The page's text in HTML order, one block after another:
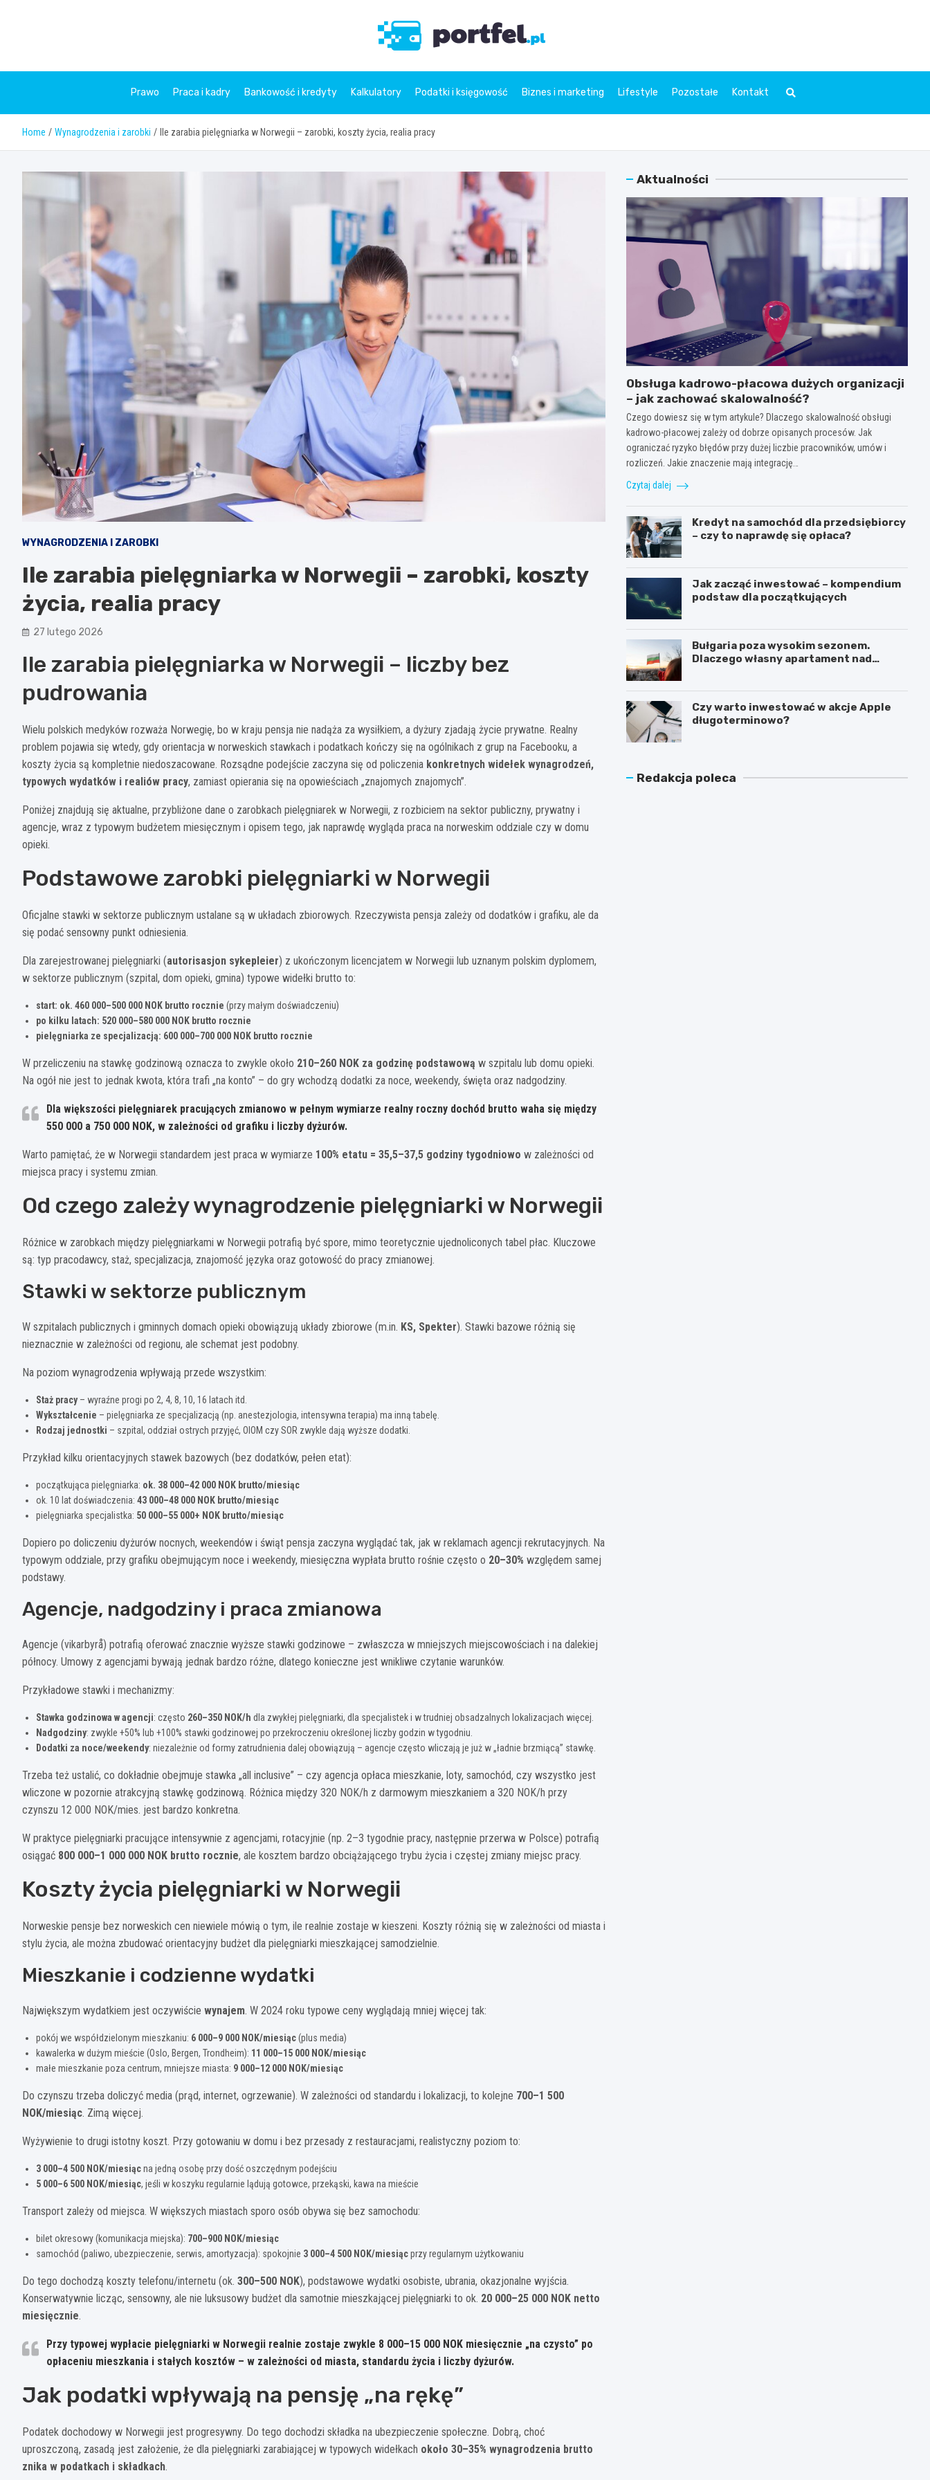
Prawo Praca i kadry Bankowość i kredyty Kalkulatory Podatki i księgowość Biznes i marketing Lifestyle Pozostałe Kontakt
Home Wynagrodzenia i zarobki Ile zarabia pielęgniarka w Norwegii – zarobki, koszty życia, realia pracy
WYNAGRODZENIA I ZAROBKI
Ile zarabia pielęgniarka w Norwegii – zarobki, koszty
życia, realia pracy
27 lutego 2026
Ile zarabia pielęgniarka w Norwegii – liczby bez
pudrowania
Wielu polskich medyków rozważa Norwegię, bo w kraju pensja nie nadąża za wysiłkiem, a dyżury zjadają życie prywatne. Realny
problem pojawia się wtedy, gdy orientacja w norweskich stawkach i podatkach kończy się na ogólnikach z grup na Facebooku, a
koszty życia są kompletnie niedoszacowane. Rozsądne podejście zaczyna się od policzenia konkretnych widełek wynagrodzeń,
typowych wydatków i realiów pracy, zamiast opierania się na opowieściach „znajomych znajomych”.
Poniżej znajdują się aktualne, przybliżone dane o zarobkach pielęgniarek w Norwegii, z rozbiciem na sektor publiczny, prywatny i
agencje, wraz z typowym budżetem miesięcznym i opisem tego, jak naprawdę wygląda praca na norweskim oddziale czy w domu
opieki.
Podstawowe zarobki pielęgniarki w Norwegii
Oficjalne stawki w sektorze publicznym ustalane są w układach zbiorowych. Rzeczywista pensja zależy od dodatków i grafiku, ale da
się podać sensowny punkt odniesienia.
Dla zarejestrowanej pielęgniarki (autorisasjon sykepleier) z ukończonym licencjatem w Norwegii lub uznanym polskim dyplomem,
w sektorze publicznym (szpital, dom opieki, gmina) typowe widełki brutto to:
start: ok. 460 000–500 000 NOK brutto rocznie (przy małym doświadczeniu)
po kilku latach: 520 000–580 000 NOK brutto rocznie
pielęgniarka ze specjalizacją: 600 000–700 000 NOK brutto rocznie
W przeliczeniu na stawkę godzinową oznacza to zwykle około 210–260 NOK za godzinę podstawową w szpitalu lub domu opieki.
Na ogół nie jest to jednak kwota, która trafi „na konto” – do gry wchodzą dodatki za noce, weekendy, święta oraz nadgodziny.
Dla większości pielęgniarek pracujących zmianowo w pełnym wymiarze realny roczny dochód brutto waha się między
550 000 a 750 000 NOK, w zależności od grafiku i liczby dyżurów.
Warto pamiętać, że w Norwegii standardem jest praca w wymiarze 100% etatu = 35,5–37,5 godziny tygodniowo w zależności od
miejsca pracy i systemu zmian.
Od czego zależy wynagrodzenie pielęgniarki w Norwegii
Różnice w zarobkach między pielęgniarkami w Norwegii potrafią być spore, mimo teoretycznie ujednoliconych tabel płac. Kluczowe
są: typ pracodawcy, staż, specjalizacja, znajomość języka oraz gotowość do pracy zmianowej.
Stawki w sektorze publicznym
W szpitalach publicznych i gminnych domach opieki obowiązują układy zbiorowe (m.in. KS, Spekter). Stawki bazowe różnią się
nieznacznie w zależności od regionu, ale schemat jest podobny.
Na poziom wynagrodzenia wpływają przede wszystkim:
Staż pracy– wyraźne progi po 2, 4, 8, 10, 16 latach itd.
Wykształcenie – pielęgniarka ze specjalizacją (np. anestezjologia, intensywna terapia) ma inną tabelę.
Rodzaj jednostki – szpital, oddział ostrych przyjęć, OIOM czy SOR zwykle dają wyższe dodatki.
Przykład kilku orientacyjnych stawek bazowych (bez dodatków, pełen etat):
początkująca pielęgniarka: ok. 38 000–42 000 NOK brutto/miesiąc
ok. 10 lat doświadczenia: 43 000–48 000 NOK brutto/miesiąc
pielęgniarka specjalistka: 50 000–55 000+ NOK brutto/miesiąc
Dopiero po doliczeniu dyżurów nocnych, weekendów i świąt pensja zaczyna wyglądać tak, jak w reklamach agencji rekrutacyjnych. Na
typowym oddziale, przy grafiku obejmującym noce i weekendy, miesięczna wypłata brutto rośnie często o 20–30% względem samej
podstawy.
Agencje, nadgodziny i praca zmianowa
Agencje (vikarbyrå) potrafią oferować znacznie wyższe stawki godzinowe – zwłaszcza w mniejszych miejscowościach i na dalekiej
północy. Umowy z agencjami bywają jednak bardzo różne, dlatego konieczne jest wnikliwe czytanie warunków.
Przykładowe stawki i mechanizmy:
Stawka godzinowa w agencji: często 260–350 NOK/h dla zwykłej pielęgniarki, dla specjalistek i w trudniej obsadzalnych lokalizacjach więcej.
Nadgodziny: zwykle +50% lub +100% stawki godzinowej po przekroczeniu określonej liczby godzin w tygodniu.
Dodatki za noce/weekendy: niezależnie od formy zatrudnienia dalej obowiązują – agencje często wliczają je już w „ładnie brzmiącą” stawkę.
Trzeba też ustalić, co dokładnie obejmuje stawka „all inclusive” – czy agencja opłaca mieszkanie, loty, samochód, czy wszystko jest
wliczone w pozornie atrakcyjną stawkę godzinową. Różnica między 320 NOK/h z darmowym mieszkaniem a 320 NOK/h przy
czynszu 12 000 NOK/mies. jest bardzo konkretna.
W praktyce pielęgniarki pracujące intensywnie z agencjami, rotacyjnie (np. 2–3 tygodnie pracy, następnie przerwa w Polsce) potrafią
osiągać 800 000–1 000 000 NOK brutto rocznie, ale kosztem bardzo obciążającego trybu życia i częstej zmiany miejsc pracy.
Koszty życia pielęgniarki w Norwegii
Norweskie pensje bez norweskich cen niewiele mówią o tym, ile realnie zostaje w kieszeni. Koszty różnią się w zależności od miasta i
stylu życia, ale można zbudować orientacyjny budżet dla pielęgniarki mieszkającej samodzielnie.
Mieszkanie i codzienne wydatki
Największym wydatkiem jest oczywiście wynajem. W 2024 roku typowe ceny wyglądają mniej więcej tak:
pokój we współdzielonym mieszkaniu: 6 000–9 000 NOK/miesiąc(plus media)
kawalerka w dużym mieście (Oslo, Bergen, Trondheim): 11 000–15 000 NOK/miesiąc
małe mieszkanie poza centrum, mniejsze miasta: 9 000–12 000 NOK/miesiąc
Do czynszu trzeba doliczyć media (prąd, internet, ogrzewanie). W zależności od standardu i lokalizacji, to kolejne 700–1 500
NOK/miesiąc. Zimą więcej.
Wyżywienie to drugi istotny koszt. Przy gotowaniu w domu i bez przesady z restauracjami, realistyczny poziom to:
3 000–4 500 NOK/miesiącna jedną osobę przy dość oszczędnym podejściu
5 000–6 500 NOK/miesiąc, jeśli w koszyku regularnie lądują gotowce, przekąski, kawa na mieście
Transport zależy od miejsca. W większych miastach sporo osób obywa się bez samochodu:
bilet okresowy (komunikacja miejska): 700–900 NOK/miesiąc
samochód (paliwo, ubezpieczenie, serwis, amortyzacja): spokojnie 3 000–4 500 NOK/miesiącprzy regularnym użytkowaniu
Do tego dochodzą koszty telefonu/internetu (ok. 300–500 NOK), podstawowe wydatki osobiste, ubrania, okazjonalne wyjścia.
Konserwatywnie licząc, sensowny, ale nie luksusowy budżet dla samotnie mieszkającej pielęgniarki to ok. 20 000–25 000 NOK netto
miesięcznie.
Przy typowej wypłacie pielęgniarki w Norwegii realnie zostaje zwykle 8 000–15 000 NOK miesięcznie „na czysto” po
opłaceniu mieszkania i stałych kosztów – w zależności od miasta, standardu życia i liczby dyżurów.
Jak podatki wpływają na pensję „na rękę”
Podatek dochodowy w Norwegii jest progresywny. Do tego dochodzi składka na ubezpieczenie społeczne. Dobrą, choć
uproszczoną, zasadą jest założenie, że dla pielęgniarki zarabiającej w typowych widełkach około 30–35% wynagrodzenia brutto
znika w podatkach i składkach.
Aktualności
Obsługa kadrowo-płacowa dużych organizacji
– jak zachować skalowalność?
Czego dowiesz się w tym artykule? Dlaczego skalowalność obsługi
kadrowo-płacowej zależy od dobrze opisanych procesów. Jak
ograniczać ryzyko błędów przy dużej liczbie pracowników, umów i
rozliczeń. Jakie znaczenie mają integrację…
Czytaj dalej
Kredyt na samochód dla przedsiębiorcy
– czy to naprawdę się opłaca?
Jak zacząć inwestować – kompendium
podstaw dla początkujących
Bułgaria poza wysokim sezonem.
Dlaczego własny apartament nad
Czy warto inwestować w akcje Apple
długoterminowo?
Redakcja poleca